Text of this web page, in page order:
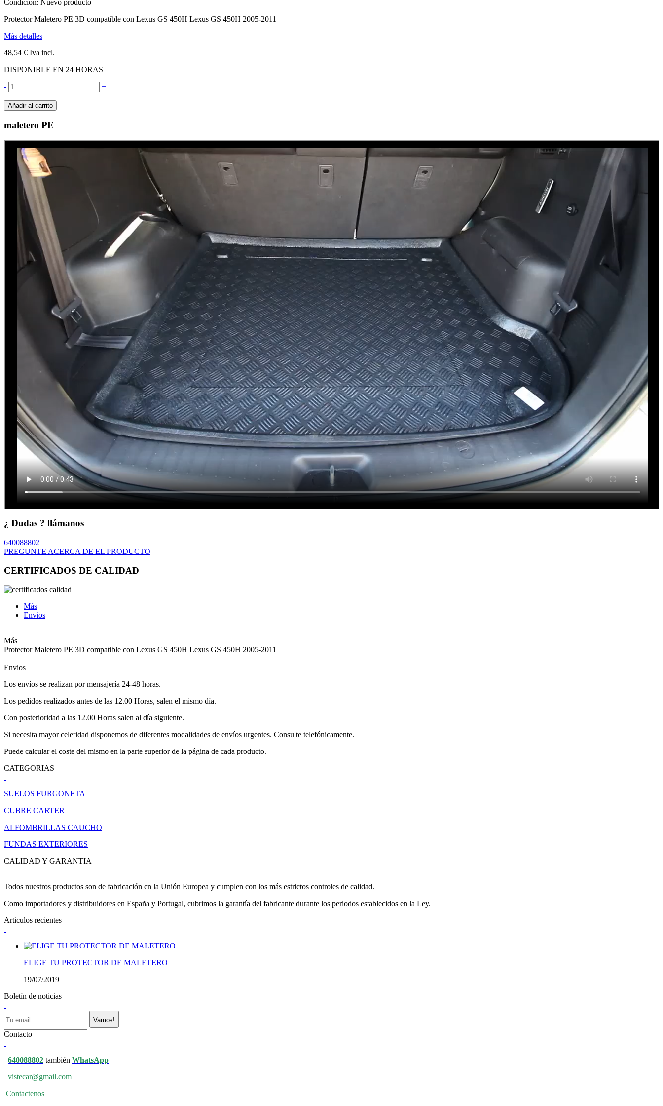
Condición: Nuevo producto
Protector Maletero PE 3D compatible con Lexus GS 450H Lexus GS 450H 2005-2011
Más detalles
48,54 € Iva incl.
DISPONIBLE EN 24 HORAS
- +
Añadir al carrito
maletero PE
¿ Dudas ? llámanos
640088802
PREGUNTE ACERCA DE EL PRODUCTO
CERTIFICADOS DE CALIDAD
Más
Envios
Más
Protector Maletero PE 3D compatible con Lexus GS 450H Lexus GS 450H 2005-2011
Envios
Los envíos se realizan por mensajería 24-48 horas.
Los pedidos realizados antes de las 12.00 Horas, salen el mismo día.
Con posterioridad a las 12.00 Horas salen al día siguiente.
Si necesita mayor celeridad disponemos de diferentes modalidades de envíos urgentes. Consulte telefónicamente.
Puede calcular el coste del mismo en la parte superior de la página de cada producto.
CATEGORIAS
SUELOS FURGONETA
CUBRE CARTER
ALFOMBRILLAS CAUCHO
FUNDAS EXTERIORES
CALIDAD Y GARANTIA
Todos nuestros productos son de fabricación en la Unión Europea y cumplen con los más estrictos controles de calidad.
Como importadores y distribuidores en España y Portugal, cubrimos la garantía del fabricante durante los periodos establecidos en la Ley.
Articulos recientes
ELIGE TU PROTECTOR DE MALETERO
19/07/2019
Boletín de noticias
Vamos!
Contacto
640088802 también WhatsApp
vistecar@gmail.com
Contactenos